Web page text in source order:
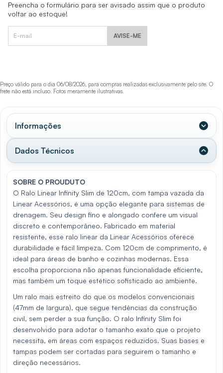
Preencha o formulário para ser avisado assim que o produto
voltar ao estoque!
AVISE-ME
Preço válido para o dia 06/08/2026, para compras realizadas exclusivamente pelo site. O
frete não está incluso. Fotos meramente ilustrativas.
Informações
Dados Técnicos
SOBRE O PROUDUTO
O Ralo Linear Infinity Slim de 120cm, com tampa vazada da
Linear Acessórios, é uma opção elegante para sistemas de
drenagem. Seu design fino e alongado confere um visual
discreto e contemporâneo. Fabricado em material
resistente, esse ralo linear da Linear Acessórios oferece
durabilidade e fácil limpeza. Com 120cm de comprimento, é
ideal para áreas de banho e cozinhas modernas. Essa
escolha proporciona não apenas funcionalidade eficiente,
mas também um toque estético sofisticado ao ambiente.
Um ralo mais estreito do que os modelos convencionais
(47mm de largura), que segue tendências da construção
civil, sem perder a sua função. O ralo Infinity Slim foi
desenvolvido para adotar o tamanho exato que o projeto
necessita, em áreas com espaços reduzidos. Suas bases e
tampas podem ser cortadas para seguirem o tamanho e
direção necessários.